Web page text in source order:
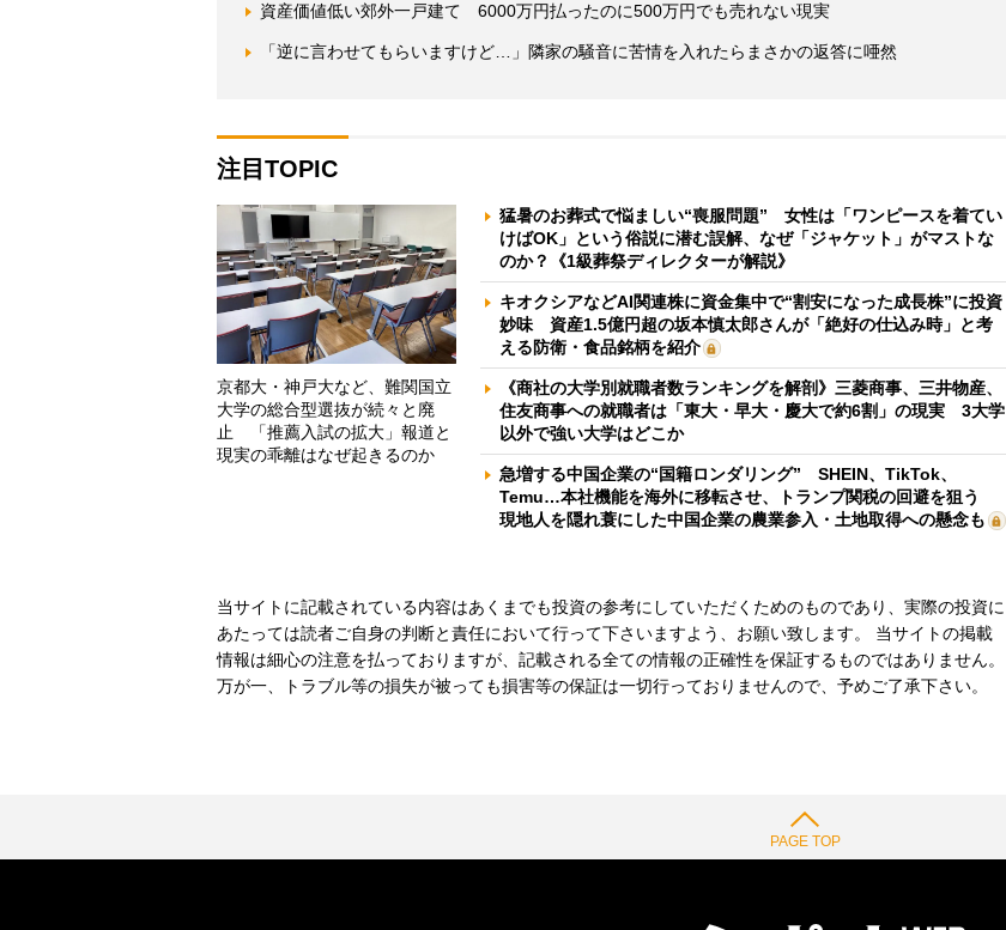
資産価値低い郊外一戸建て 6000万円払ったのに500万円でも売れない現実
「逆に言わせてもらいますけど…」隣家の騒音に苦情を入れたらまさかの返答に唖然
注目TOPIC
京都大・神戸大など、難関国立
大学の総合型選抜が続々と廃
止 「推薦入試の拡大」報道と
現実の乖離はなぜ起きるのか
猛暑のお葬式で悩ましい“喪服問題” 女性は「ワンピースを着てい
けばOK」という俗説に潜む誤解、なぜ「ジャケット」がマストな
のか？《1級葬祭ディレクターが解説》
キオクシアなどAI関連株に資金集中で“割安になった成長株”に投資
妙味 資産1.5億円超の坂本慎太郎さんが「絶好の仕込み時」と考
える防衛・食品銘柄を紹介
《商社の大学別就職者数ランキングを解剖》三菱商事、三井物産、
住友商事への就職者は「東大・早大・慶大で約6割」の現実 3大学
以外で強い大学はどこか
急増する中国企業の“国籍ロンダリング” SHEIN、TikTok、
Temu…本社機能を海外に移転させ、トランプ関税の回避を狙う
現地人を隠れ蓑にした中国企業の農業参入・土地取得への懸念も
当サイトに記載されている内容はあくまでも投資の参考にしていただくためのものであり、実際の投資に
あたっては読者ご自身の判断と責任において行って下さいますよう、お願い致します。 当サイトの掲載
情報は細心の注意を払っておりますが、記載される全ての情報の正確性を保証するものではありません。
万が一、トラブル等の損失が被っても損害等の保証は一切行っておりませんので、予めご了承下さい。
PAGE TOP